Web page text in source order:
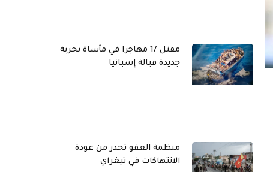
مقتل 17 مهاجرا في مأساة بحرية
جديدة قبالة إسبانيا
منظمة العفو تحذر من عودة
الانتهاكات في تيغراي